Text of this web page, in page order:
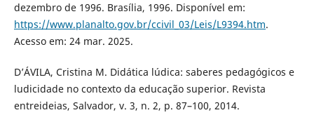
dezembro de 1996. Brasília, 1996. Disponível em:
https://www.planalto.gov.br/ccivil_03/Leis/L9394.htm.
Acesso em: 24 mar. 2025.
D’ÁVILA, Cristina M. Didática lúdica: saberes pedagógicos e
ludicidade no contexto da educação superior. Revista
entreideias, Salvador, v. 3, n. 2, p. 87–100, 2014.